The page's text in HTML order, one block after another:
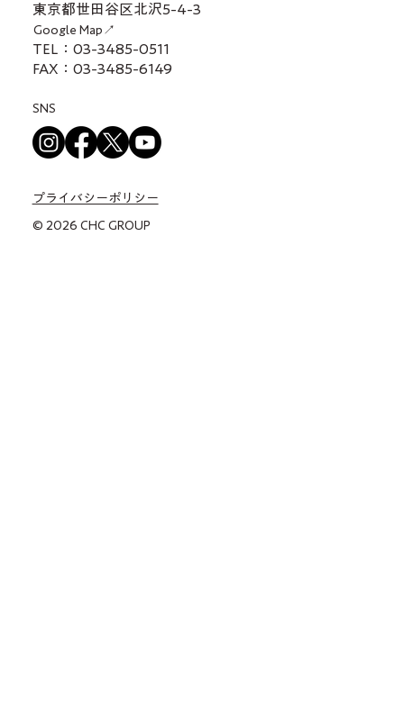
プライバシーポリシー
© 2026 CHC GROUP
東京都世田谷区北沢5-4-3
Google Map↗
TEL：03-3485-0511
FAX：03-3485-6149
SNS